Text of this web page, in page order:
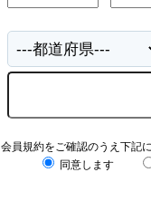
会員規約をご確認のうえ下記
同意します